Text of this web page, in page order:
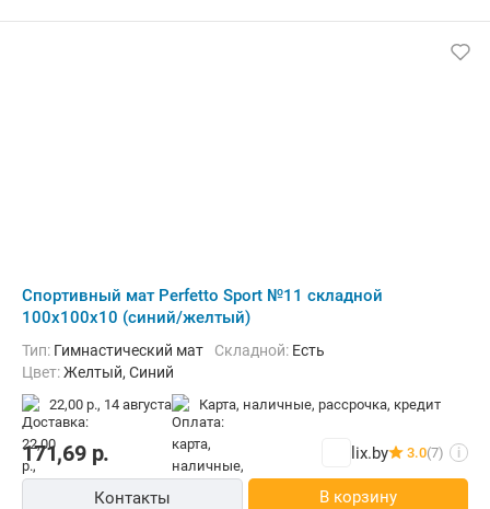
Cпортивный мат Perfetto Sport №11 складной
100x100x10 (синий/желтый)
Тип: Гимнастический мат Складной: Есть
Цвет:Желтый, Синий
22,00 р., 14 августа карта, наличные, рассрочка, кредит
171,69р. lix.by 3.0(7) i
Контакты В корзину